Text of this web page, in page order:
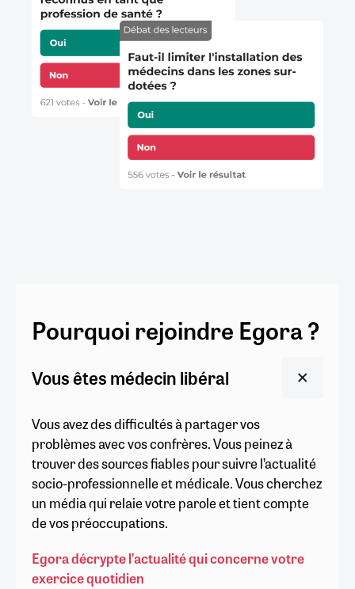
Pourquoi rejoindre Egora ?
Vous êtes médecin libéral
Vous avez des difficultés à partager vos
problèmes avec vos confrères. Vous peinez à
trouver des sources fiables pour suivre l’actualité
socio-professionnelle et médicale. Vous cherchez
un média qui relaie votre parole et tient compte
de vos préoccupations.
Egora décrypte l’actualité qui concerne votre
exercice quotidien